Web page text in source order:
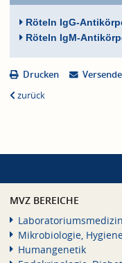
Röteln IgG-
Röteln IgM-
Drucken
zurück
MVZ BEREICHE
Laboratoriumsmedizin
Mikrobiologie,
Humangenetik